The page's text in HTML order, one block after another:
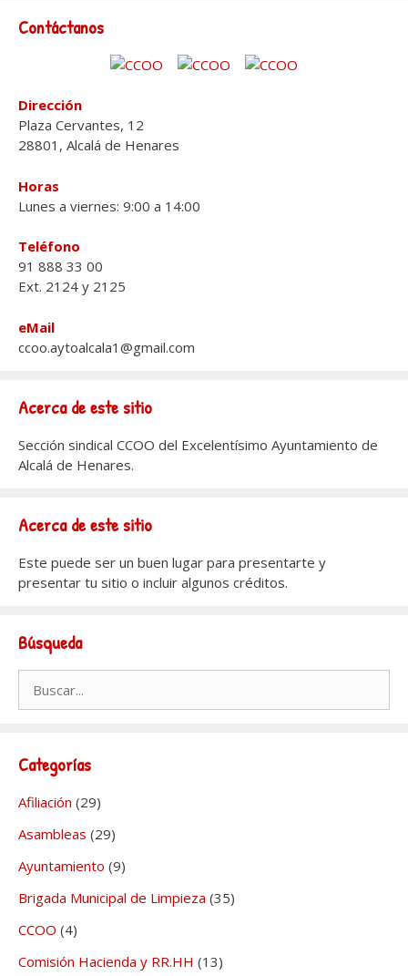
Contáctanos
Dirección
Plaza Cervantes, 12
28801, Alcalá de Henares
Horas
Lunes a viernes: 9:00 a 14:00
Teléfono
91 888 33 00
Ext. 2124 y 2125
eMail
ccoo.aytoalcala1@gmail.com
Acerca de este sitio
Sección sindical CCOO del Excelentísimo Ayuntamiento de
Alcalá de Henares.
Acerca de este sitio
Este puede ser un buen lugar para presentarte y
presentar tu sitio o incluir algunos créditos.
Búsqueda
Categorías
Afiliación (29)
Asambleas (29)
Ayuntamiento (9)
Brigada Municipal de Limpieza (35)
CCOO (4)
Comisión Hacienda y RR.HH (13)